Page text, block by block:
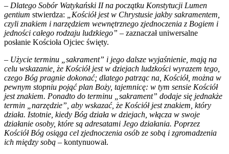
– Dlatego Sobór Watykański II na początku Konstytucji Lumen
gentium stwierdza:
„Kościół jest w Chrystusie jakby sakramentem,
czyli znakiem i narzędziem wewnętrznego zjednoczenia z Bogiem i
jedności całego rodzaju ludzkiego” – zaznaczał uniwersalne
posłanie Kościoła Ojciec święty.
– Użycie terminu „sakrament” i jego dalsze wyjaśnienie, mają na
celu wskazanie, że Kościół jest w dziejach ludzkości wyrazem tego,
czego Bóg pragnie dokonać; dlatego patrząc na, Kościół, można w
pewnym stopniu pojąć plan Boży, tajemnicę: w tym sensie Kościół
jest znakiem. Ponadto do terminu „sakrament” dodaje się jednakże
termin „narzędzie”, aby wskazać, że Kościół jest znakiem, który
działa. Istotnie, kiedy Bóg działa w dziejach, włącza w swoje
działanie osoby, które są adresatami Jego działania. Poprzez
Kościół Bóg osiąga cel zjednoczenia osób ze sobą i zgromadzenia
ich między sobą – kontynuował.